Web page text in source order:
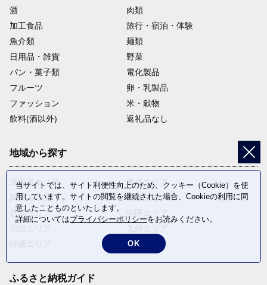
酒
肉類
加工食品
旅行・宿泊・体験
魚介類
麺類
日用品・雑貨
野菜
パン・菓子類
電化製品
フルーツ
卵・乳製品
ファッション
米・穀物
飲料(酒以外)
返礼品なし
地域から探す
北海道エリア
関東エリア
近畿エリア
東北エリア
中部エリア
ふるさと納税ガイド
当サイトでは、サイト利便性向上のため、クッキー（Cookie）を使
用しています。サイトの閲覧を継続された場合、Cookieの利用に同
意したことものといたします。
詳細についてはプライバシーポリシーをお読みください。
OK